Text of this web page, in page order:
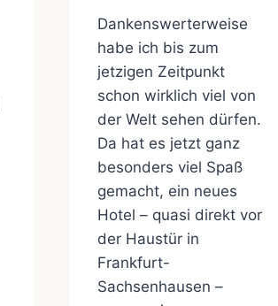
Dankenswerterweise
habe ich bis zum
jetzigen Zeitpunkt
schon wirklich viel von
der Welt sehen dürfen.
Da hat es jetzt ganz
besonders viel Spaß
gemacht, ein neues
Hotel – quasi direkt vor
der Haustür in
Frankfurt-
Sachsenhausen –